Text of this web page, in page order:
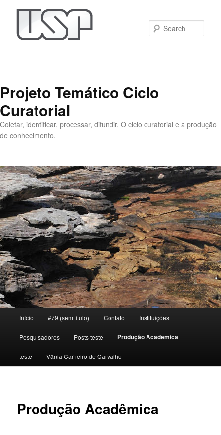
Projeto Temático Ciclo
Curatorial
Coletar, identificar, processar, difundir. O ciclo curatorial e a produção
de conhecimento.
Skip to primary content
Início #79 (sem título) Contato Instituições
Pesquisadores Posts teste Produção Acadêmica
teste Vânia Carneiro de Carvalho
Produção Acadêmica